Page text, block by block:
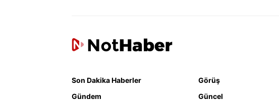
Son Dakika Haberler
Gündem
Görüş
Güncel